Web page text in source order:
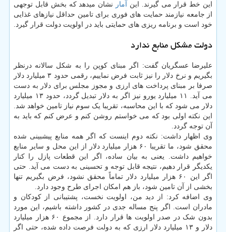
این خط قرار می گیرند. این
آمار
نشان میدهد که بخش قابل توجهی
از جامعه نیازمند حمایت های فوری برای تامین حداقل نیازهای غذایی
خود است و برنامه ریزی های حمایتی باید در اولویت دولت قرار گیرد.
دولت مشکل منابع ندارد
علیرضا عسگریان گفت: اگر مبنای کوپن را به شکل سالانه درنظر
بگیریم و نرخ دلار را نیز ثابت فرض نماییم، رقمی حدود ۳ میلیارد دلار
صرفا بر مبنای پرداخت های ارزی و مجوز مجلس برای دلار به دست
می آید. ۱۱ میلیارد یورو نیز اگر به دلار تبدیل گردد، حدود ۱۳ میلیارد
دلار می شود که با این محاسبه، تقریبا یک سوم نیاز تامین خواهد شد.
این نکته اولی بود که می خواستم روشن کنم و عرض کنم که باید به
آن توجه گردد.
وی اظهار داشت: نکته دوم اینست که اگر همه منابع پیشبینی شده
محقق شود، ما تقریبا ۶۰ هزار میلیارد دلار از این محل و سایر منابع
خواهیم داشت. یعنی به بیان ساده، اگر این قطعات پازل را کنار
یکدیگر قرار دهیم، نتیجه قابل توجه و تحسینی به دست می آید. حتی
اگر این ۶۰ هزار میلیارد دلار تماماً محقق نشود، فرض بگیریم تنها
بخشی از آن تامین شود، باز هم امکان اجرای طرح وجود دارد.
وی اضافه کرد: از دید من، اولویت نخست، پشتیبانی از کودکان و
مادران است. اگر پنج مساله جدی در کشور داشته باشیم، این مورد
بدون شک در صدر اولویت ها قرار دارد. از مجموع ۶۰ هزار میلیارد
دلار و ۱۳ میلیارد دلار ارزی که به دولت فرصت داده شده، حتی اگر